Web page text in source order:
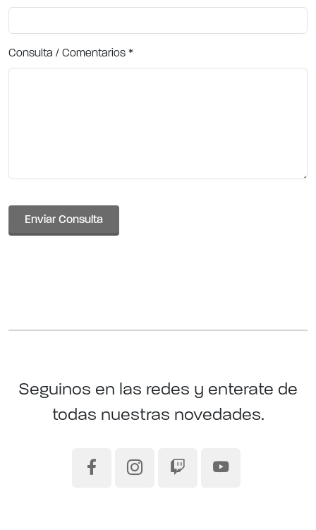
Consulta / Comentarios *
Enviar Consulta
Seguinos en las redes y enterate de
todas nuestras novedades.